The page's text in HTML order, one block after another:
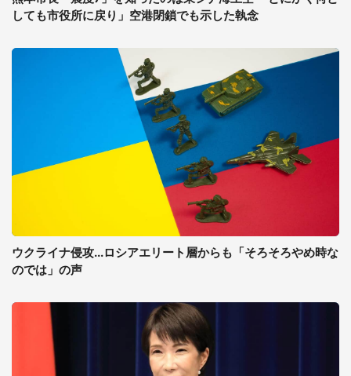
しても市役所に戻り」空港閉鎖でも示した執念
ウクライナ侵攻...ロシアエリート層からも「そろそろやめ時な
のでは」の声